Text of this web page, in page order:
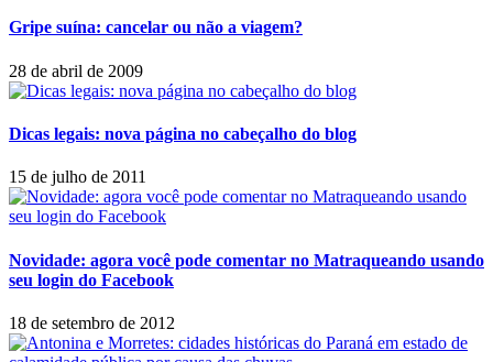
Gripe suína: cancelar ou não a viagem?
28 de abril de 2009
Dicas legais: nova página no cabeçalho do blog
15 de julho de 2011
Novidade: agora você pode comentar no Matraqueando usando
seu login do Facebook
18 de setembro de 2012